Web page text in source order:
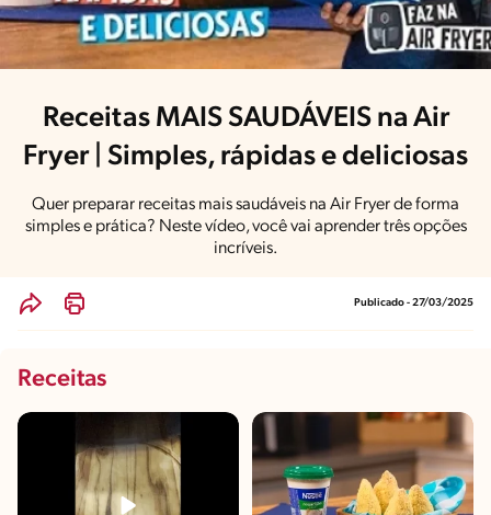
Receitas MAIS SAUDÁVEIS na Air
Fryer | Simples, rápidas e deliciosas
Quer preparar receitas mais saudáveis na Air Fryer de forma
simples e prática? Neste vídeo, você vai aprender três opções
incríveis.
Publicado - 27/03/2025
Receitas